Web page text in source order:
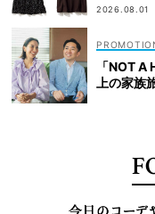
2026.08.01
「NOT
上の家族